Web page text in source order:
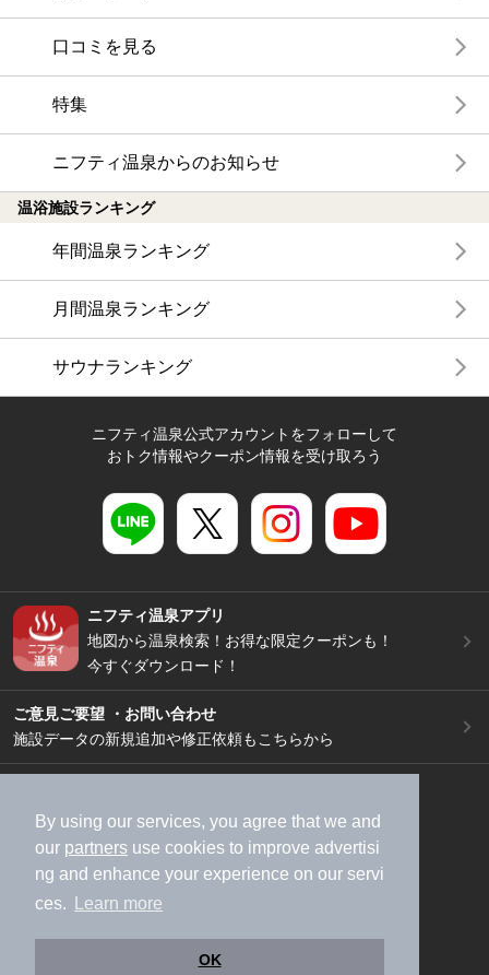
By using our services, you agree that we and
our partners use cookies to improve advertisi
ng and enhance your experience on our servi
ces.
Learn more
OK
口コミを見る
特集
ニフティ温泉からのお知らせ
温浴施設ランキング
年間温泉ランキング
月間温泉ランキング
サウナランキング
ニフティ温泉公式アカウントをフォローして
おトク情報やクーポン情報を受け取ろう
ニフティ温泉アプリ
地図から温泉検索！お得な限定クーポンも！
今すぐダウンロード！
ご意見ご要望 ・お問い合わせ
施設データの新規追加や修正依頼もこちらから
加盟店募集（資料請求）
広告出稿のご案内
利用規約
ライフスタイルMEMBERS+規約
特定商取引法に基づく表記
ヘルプ
採用情報
運営会社